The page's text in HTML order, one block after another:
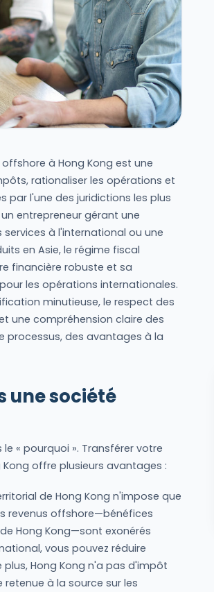
à Hong Kong est une
rationaliser les opérations et
l'une des juridictions les plus
entrepreneur gérant une
à l'international ou une
en Asie, le régime fiscal
financière robuste et sa
les opérations internationales.
minutieuse, le respect des
une compréhension claire des
processus, des avantages à la
une société
« pourquoi ». Transférer votre
offre plusieurs avantages :
de Hong Kong n'impose que
revenus offshore—bénéfices
Hong Kong—sont exonérés
vous pouvez réduire
Hong Kong n'a pas d'impôt
retenue à la source sur les